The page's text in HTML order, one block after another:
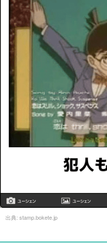
出典: stamp.bokete.jp